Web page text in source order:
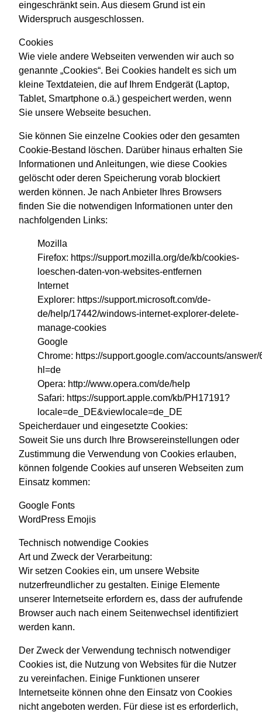
eingeschränkt sein. Aus diesem Grund ist ein
Widerspruch ausgeschlossen.
Cookies
Wie viele andere Webseiten verwenden wir auch so
genannte „Cookies“. Bei Cookies handelt es sich um
kleine Textdateien, die auf Ihrem Endgerät (Laptop,
Tablet, Smartphone o.ä.) gespeichert werden, wenn
Sie unsere Webseite besuchen.
Sie können Sie einzelne Cookies oder den gesamten
Cookie-Bestand löschen. Darüber hinaus erhalten Sie
Informationen und Anleitungen, wie diese Cookies
gelöscht oder deren Speicherung vorab blockiert
werden können. Je nach Anbieter Ihres Browsers
finden Sie die notwendigen Informationen unter den
nachfolgenden Links:
Mozilla
Firefox: https://support.mozilla.org/de/kb/cookies-
loeschen-daten-von-websites-entfernen
Internet
Explorer: https://support.microsoft.com/de-
de/help/17442/windows-internet-explorer-delete-
manage-cookies
Google
Chrome: https://support.google.com/accounts/
hl=de
Opera: http://www.opera.com/de/help
Safari: https://support.apple.com/kb/PH17191?
locale=de_DE&viewlocale=de_DE
Speicherdauer und eingesetzte Cookies:
Soweit Sie uns durch Ihre Browsereinstellungen oder
Zustimmung die Verwendung von Cookies erlauben,
können folgende Cookies auf unseren Webseiten zum
Einsatz kommen:
Google Fonts
WordPress Emojis
Technisch notwendige Cookies
Art und Zweck der Verarbeitung:
Wir setzen Cookies ein, um unsere Website
nutzerfreundlicher zu gestalten. Einige Elemente
unserer Internetseite erfordern es, dass der aufrufende
Browser auch nach einem Seitenwechsel identifiziert
werden kann.
Der Zweck der Verwendung technisch notwendiger
Cookies ist, die Nutzung von Websites für die Nutzer
zu vereinfachen. Einige Funktionen unserer
Internetseite können ohne den Einsatz von Cookies
nicht angeboten werden. Für diese ist es erforderlich,